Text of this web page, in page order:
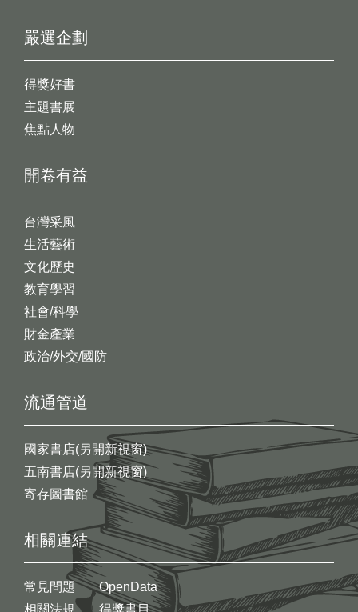
開卷有益
台灣采風
生活藝術
文化歷史
教育學習
社會/科學
財金產業
政治/外交/國防
嚴選企劃
得獎好書
主題書展
焦點人物
流通管道
國家書店(另開新視窗)
五南書店(另開新視窗)
寄存圖書館
相關連結
常見問題
相關法規
OpenData
得獎書目